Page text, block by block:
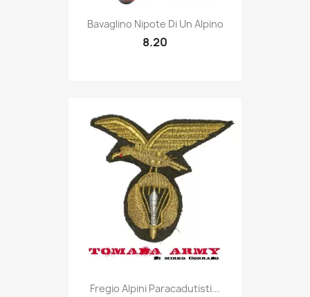
 Quick view
Bavaglino Nipote Di Un Alpino
8.20
Quick view
Fregio Alpini Paracadutisti...